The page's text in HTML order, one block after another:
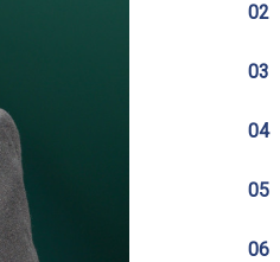
02
03
04
05
06